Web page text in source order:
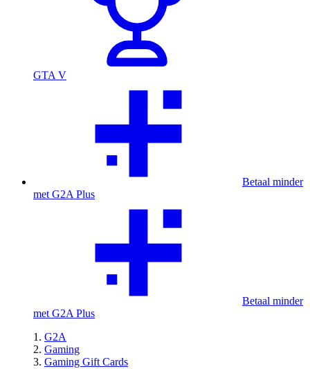
GTA V
Betaal minder
met G2A Plus
Betaal minder
met G2A Plus
G2A
Gaming
Gaming Gift Cards